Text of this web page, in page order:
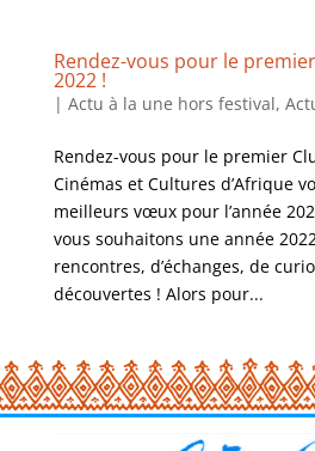
Rendez-vous pour le
2022 !
| Actu à la une hors festival,
Rendez-vous pour le premier
Cinémas et Cultures d’Afrique
meilleurs vœux pour l’année
vous souhaitons une année
rencontres, d’échanges, de
découvertes ! Alors pour...